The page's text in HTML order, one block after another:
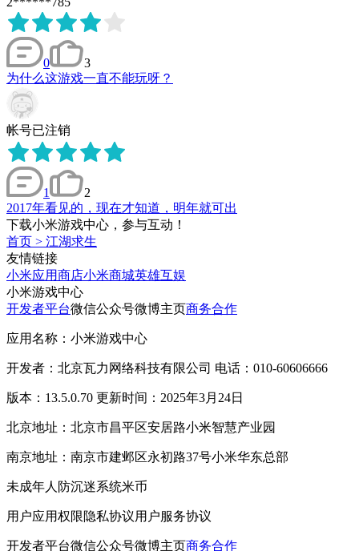
0
3
为什么这游戏一直不能玩呀？
帐号已注销
1
2
2017年看见的，现在才知道，明年就可出
下载小米游戏中心，参与互动！
首页 > 江湖求生
友情链接
小米应用商店小米商城英雄互娱
小米游戏中心
开发者平台微信公众号微博主页商务合作
应用名称：小米游戏中心
开发者：北京瓦力网络科技有限公司 电话：010-60606666
版本：13.5.0.70 更新时间：2025年3月24日
北京地址：北京市昌平区安居路小米智慧产业园
南京地址：南京市建邺区永初路37号小米华东总部
未成年人防沉迷系统米币
用户应用权限隐私协议用户服务协议
开发者平台微信公众号微博主页商务合作